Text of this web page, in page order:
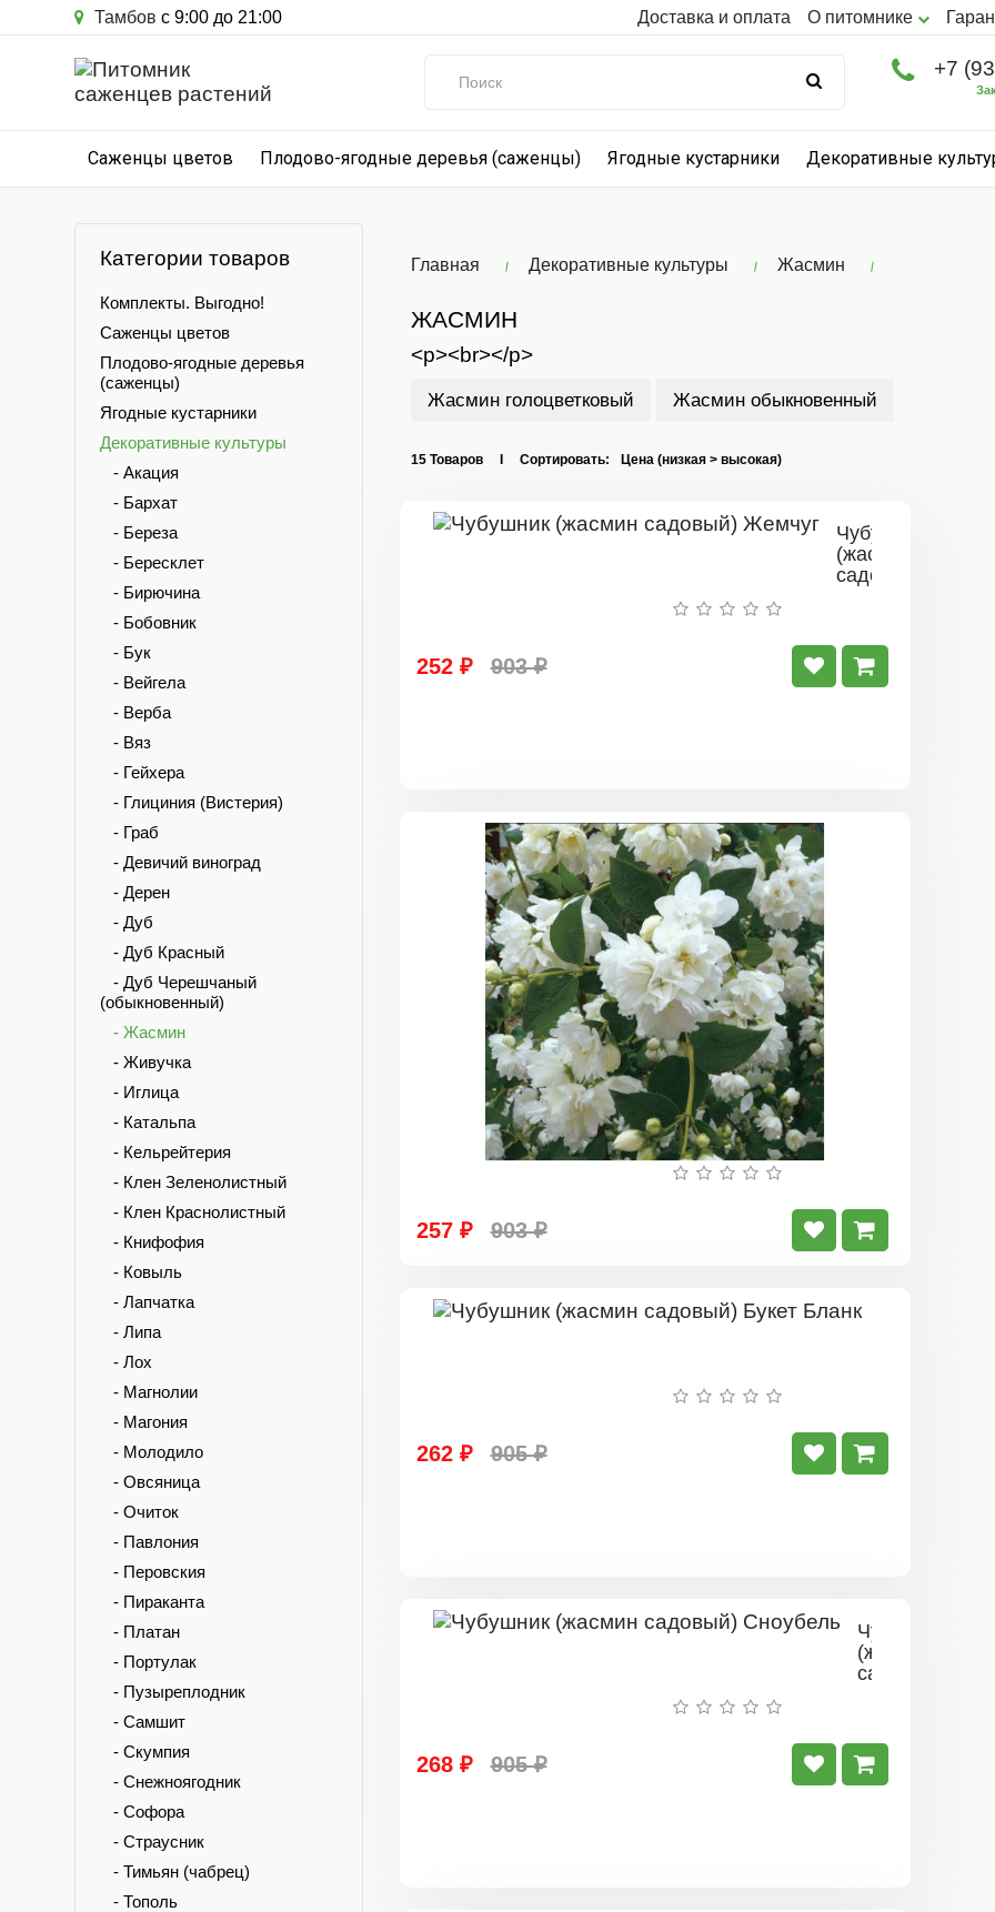
Тамбов с 9:00 до 21:00 Доставка и оплата О питомнике
+7
Саженцы цветов Плодово-ягодные деревья (саженцы) Ягодные кустарники Декоративные
Категории товаров
Комплекты. Выгодно!
Саженцы цветов
Плодово-ягодные деревья
(саженцы)
Ягодные кустарники
Декоративные культуры
- Акация
- Бархат
- Береза
- Бересклет
- Бирючина
- Бобовник
- Бук
- Вейгела
- Верба
- Вяз
- Гейхера
- Глициния (Вистерия)
- Граб
- Девичий виноград
- Дерен
- Дуб
- Дуб Красный
- Дуб Черешчаный
(обыкновенный)
- Жасмин
- Живучка
- Иглица
- Катальпа
- Кельрейтерия
- Клен Зеленолистный
- Клен Краснолистный
- Книфофия
- Ковыль
- Лапчатка
- Липа
- Лох
- Магнолии
- Магония
- Молодило
- Овсяница
- Очиток
- Павлония
- Перовския
- Пираканта
- Платан
- Портулак
- Пузыреплодник
- Самшит
- Скумпия
- Снежноягодник
- Софора
- Страусник
- Тимьян (чабрец)
- Тополь
Главная Декоративные культуры Жасмин
ЖАСМИН
<p><br></p>
Жасмин голоцветковый Жасмин обыкновенный
15 Товаров I Сортировать:
Чубушник
(жасмин
садовый)
252 ₽ 903 ₽
257 ₽ 903 ₽
262 ₽ 905 ₽
Чубушник
(жасмин
садовый)
268 ₽ 905 ₽